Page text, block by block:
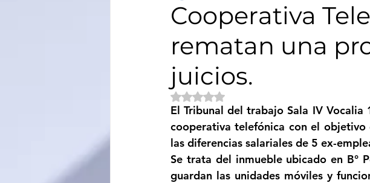
Medio ambiente Turismo Mascotas
Sociedad Educación
Categoría sin título Calilegua Categoría
Cooperativa
rematan una
juicios.
Obtuvo NaN de 5 estrellas.
El Tribunal del trabajo Sala IV
cooperativa telefónica con el
las diferencias salariales de 5 ex-
Se trata del inmueble ubicado en B°
guardan las unidades móviles y